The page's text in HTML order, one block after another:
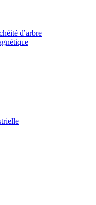
d’arbre